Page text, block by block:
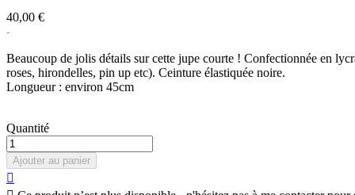
40,00 €
Beaucoup de jolis détails sur cette jupe courte ! Confectionnée en
roses, hirondelles, pin up etc). Ceinture élastiquée noire.
Longueur : environ 45cm
Quantité
Ajouter au panier
